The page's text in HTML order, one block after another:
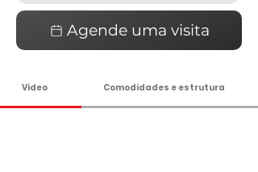
Agende uma visita
Vídeo Comodidades e estrutura